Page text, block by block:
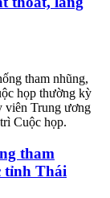
tham nhũng,
họp thường kỳ
viên Trung ương
Cuộc họp.
tham
tỉnh Thái